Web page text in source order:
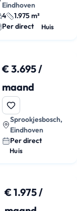
Eindhoven
4
1.975 m²
Per direct
Huis
€ 3.695 /
maand
Sprookjesbosch,
Eindhoven
Per direct
Huis
€ 1.975 /